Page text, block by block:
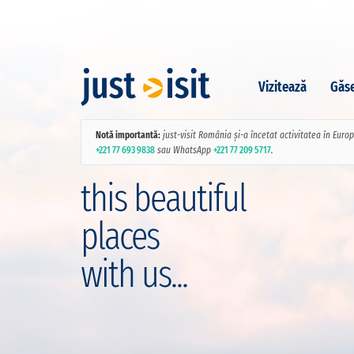
Vizitează
Notă importantă: just-visit România și-a încetat activitatea în
+221 77 693 9838 sau WhatsApp +221 77 209 5717.
this beautiful
places
with us...